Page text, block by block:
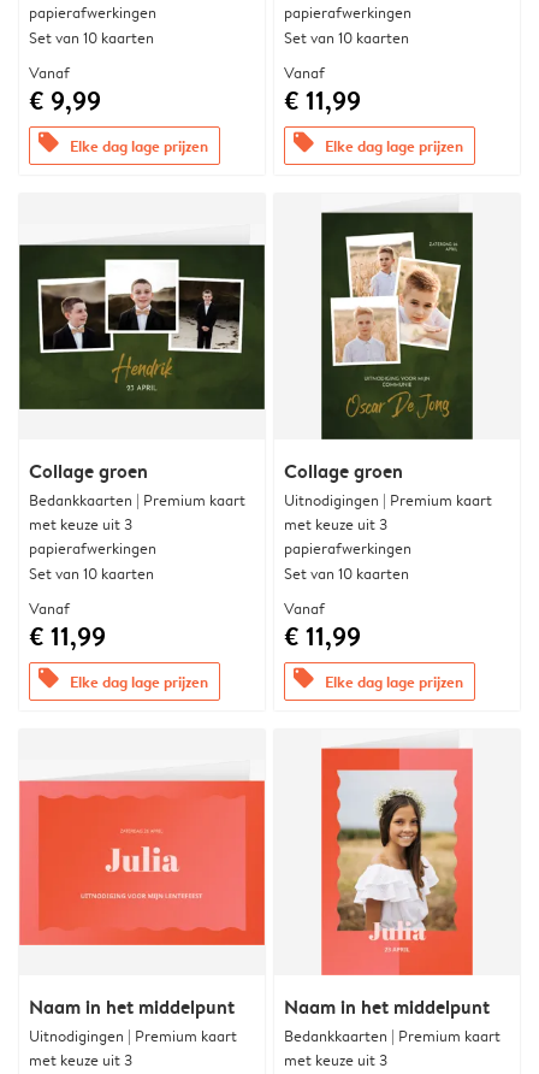
papierafwerkingen
Set van 10 kaarten
Vanaf
€ 9,99
offers Elke dag lage prijzen
papierafwerkingen
Set van 10 kaarten
Vanaf
€ 11,99
offers Elke dag lage prijzen
Collage groen
Bedankkaarten | Premium kaart
met keuze uit 3
papierafwerkingen
Set van 10 kaarten
Vanaf
€ 11,99
offers Elke dag lage prijzen
Collage groen
Uitnodigingen | Premium kaart
met keuze uit 3
papierafwerkingen
Set van 10 kaarten
Vanaf
€ 11,99
offers Elke dag lage prijzen
Naam in het middelpunt
Uitnodigingen | Premium kaart
met keuze uit 3
Naam in het middelpunt
Bedankkaarten | Premium kaart
met keuze uit 3